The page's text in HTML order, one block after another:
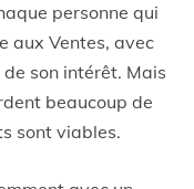
personne qui
aux Ventes, avec
son intérêt. Mais
beaucoup de
sont viables.